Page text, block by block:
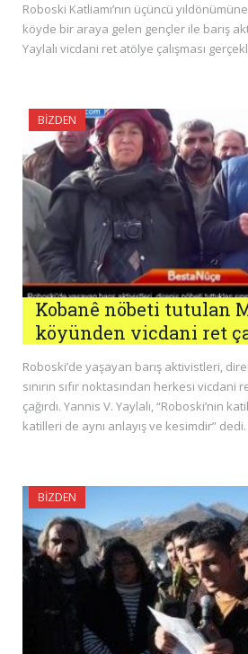
Roboski Katliamı’nın üçüncü
köyde bir araya gelen gençler ile barış
Yaylalı vicdani ret atölye çalışması
BIZDEN
Kobanê nöbeti tutulan
köyünden vicdani ret
Roboski’de yaşayan barış aktivistleri,
sınırın sıfır noktasından herkesi vicdani
çağırdı. Yannis V. Yaylalı, “Roboski’nin
katilleri de aynı anlayış ve kesimdir” dedi.
BIZDEN